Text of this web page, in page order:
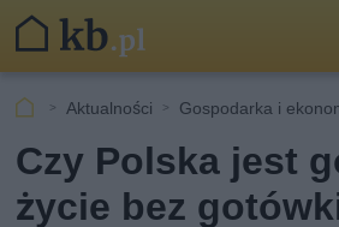
Aktualności Gospodarka i
Czy Polska jest
życie bez